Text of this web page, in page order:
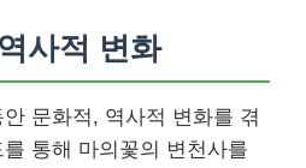
사적 변화
문화적, 역사적 변화를 겪
통해 마의꽃의 변천사를